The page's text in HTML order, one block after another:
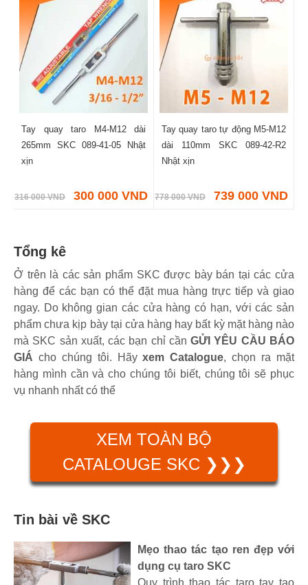
Tay quay taro M4-M12 dài
265mm SKC 089-41-05 Nhật
xịn
316 000 VND 300 000 VND
Tay quay taro tự động M5-M12
dài 110mm SKC 089-42-R2
Nhật xịn
778 000 VND 739 000 VND
Tổng kê
Ở trên là các sản phẩm SKC được bày bán tại các cửa
hàng để các bạn có thể đặt mua hàng trực tiếp và giao
ngay. Do không gian các cửa hàng có hạn, với các sản
phẩm chưa kịp bày tại cửa hàng hay bất kỳ mặt hàng nào
mà SKC sản xuất, các bạn chỉ cầnGỬI YÊU CẦU BÁO
GIÁ cho chúng tôi. Hãyxem Catalogue, chọn ra mặt
hàng mình cần và cho chúng tôi biết, chúng tôi sẽ phục
vụ nhanh nhất có thể
XEM TOÀN BỘ
CATALOUGE SKC ❯❯❯
Tin bài về SKC
Mẹo thao tác tạo ren đẹp với
dụng cụ taro SKC
Quy trình thao tác taro tay tạo